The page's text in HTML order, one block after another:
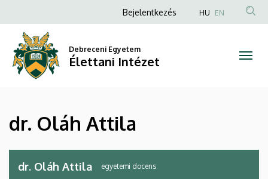
Oláh
Attila
Élettani
Intézet
a
tartalomra
Anonim
fiók
menüje
Bejelentkezés HU EN
Debreceni Egyetem
Élettani Intézet
dr. Oláh Attila
dr. Oláh Attila egyetemi docens